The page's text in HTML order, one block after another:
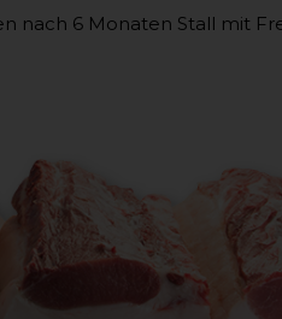
nach 6 Monaten Stall mit